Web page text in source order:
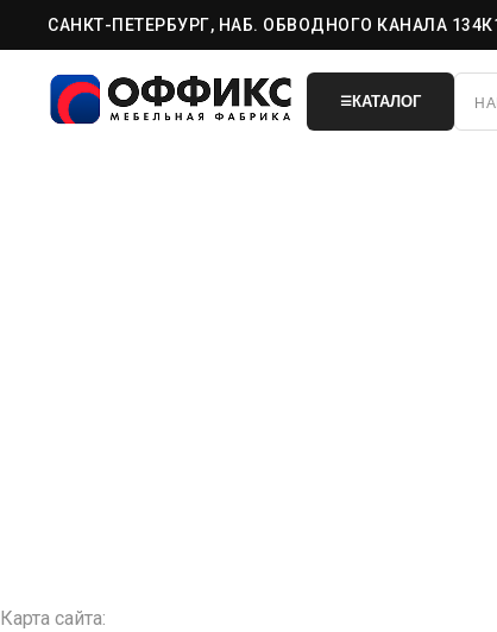
САНКТ-ПЕТЕРБУРГ, НАБ. ОБВОДНОГО КАНАЛА
☰КАТАЛОГ
Карта сайта: